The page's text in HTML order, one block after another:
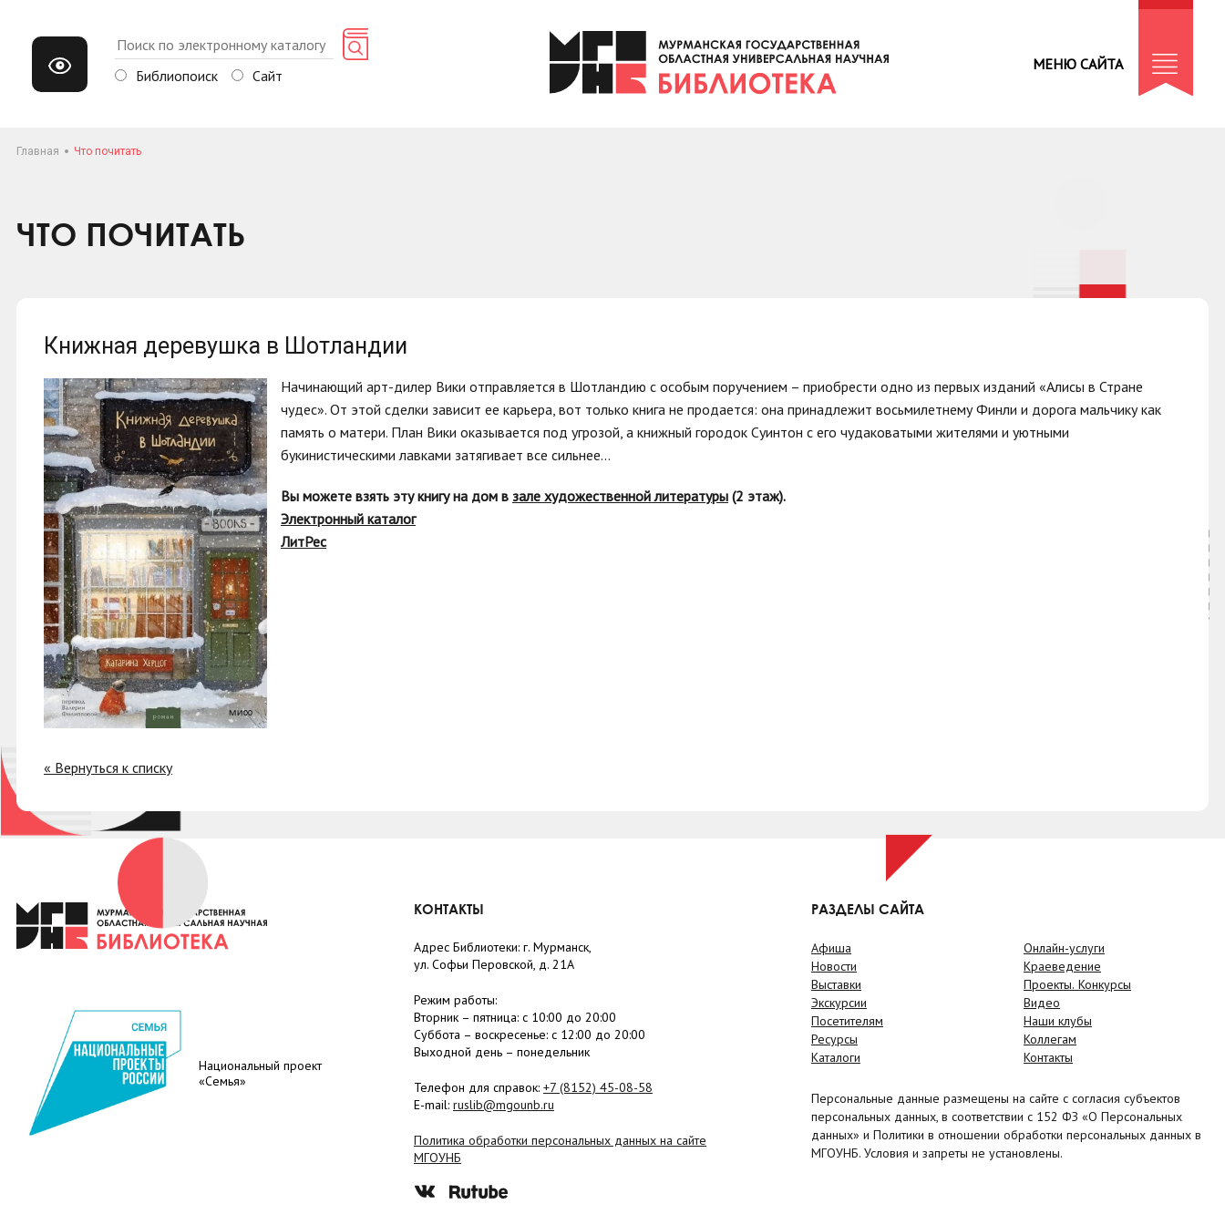
Библиопоиск Сайт
МЕНЮ САЙТА
Главная Что почитать
ЧТО ПОЧИТАТЬ
Книжная деревушка в Шотландии
Начинающий арт-дилер Вики отправляется в Шотландию с особым поручением – приобрести одно из первых изданий «Алисы в Стране
чудес». От этой сделки зависит ее карьера, вот только книга не продается: она принадлежит восьмилетнему Финли и дорога мальчику как
память о матери. План Вики оказывается под угрозой, а книжный городок Суинтон с его чудаковатыми жителями и уютными
букинистическими лавками затягивает все сильнее...
Вы можете взять эту книгу на дом в зале художественной литературы (2 этаж).
Электронный каталог
ЛитРес
« Вернуться к списку
Национальный проект
«Семья»
КОНТАКТЫ
Адрес Библиотеки: г. Мурманск,
ул. Софьи Перовской, д. 21А
Режим работы:
Вторник – пятница: с 10:00 до 20:00
Суббота – воскресенье: c 12:00 до 20:00
Выходной день – понедельник
Телефон для справок: +7 (8152) 45-08-58
E-mail: ruslib@mgounb.ru
Политика обработки персональных данных на сайте
МГОУНБ
РАЗДЕЛЫ САЙТА
Афиша
Новости
Выставки
Экскурсии
Посетителям
Ресурсы
Каталоги
Онлайн-услуги
Краеведение
Проекты. Конкурсы
Видео
Наши клубы
Коллегам
Контакты
Персональные данные размещены на сайте с согласия субъектов
персональных данных, в соответствии с 152 ФЗ «О Персональных
данных» и Политики в отношении обработки персональных данных в
МГОУНБ. Условия и запреты не установлены.